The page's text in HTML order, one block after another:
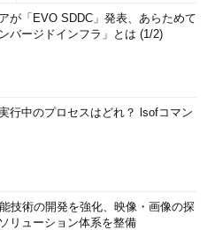
が「EVO SDDC」発表、あらためて
バージドインフラ」とは (1/2)
行中のプロセスはどれ？ lsofコマン
技術の開発を強化、映像・画像の探
リューション体系を整備